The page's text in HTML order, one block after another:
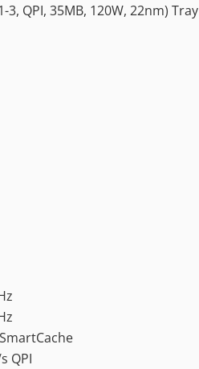
QPI, 35MB, 120W, 22nm) Tray
QPI